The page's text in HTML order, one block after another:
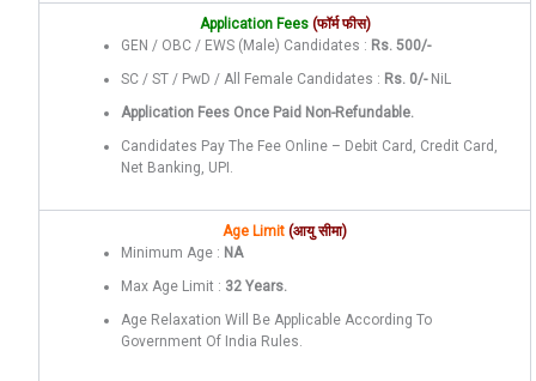
Application Fees(फॉर्म फीस)
GEN / OBC / EWS (Male) Candidates : Rs. 500/-
SC / ST / PwD / All Female Candidates : Rs. 0/-NiL
Application Fees Once Paid Non-Refundable.
Candidates Pay The Fee Online – Debit Card, Credit Card,
Net Banking, UPI.
Age Limit(आयु सीमा)
Minimum Age : NA
Max Age Limit : 32 Years.
Age Relaxation Will Be Applicable According To
Government Of India Rules.